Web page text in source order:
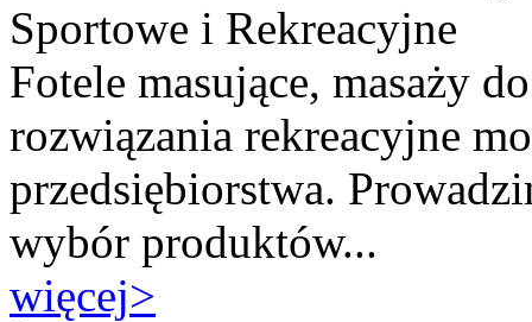
Sportowe i Rekreacyjne
Fotele masujące, masaży
rozwiązania rekreacyjne
przedsiębiorstwa.
wybór produktów...
więcej>